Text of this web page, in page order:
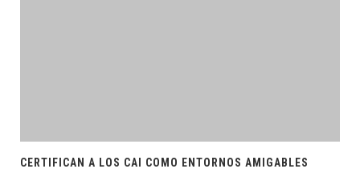
CERTIFICAN A LOS CAI COMO ENTORNOS AMIGABLES